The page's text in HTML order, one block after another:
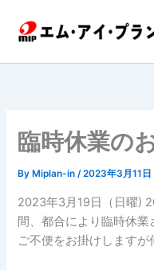
ス
臨時休業の
By Miplan-in/2023年3月11日
2023年3月19日（日曜)
間、都合により臨時休業
ご不便をお掛けしますが